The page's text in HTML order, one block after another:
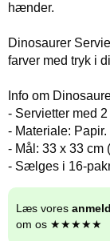
hænder.
Dinosaurer
farver med tryk i
Info om
- Servietter med 2
- Materiale: Papir.
- Mål: 33 x 33 cm
- Sælges i 16-
Læs vores
om os ★★★★★